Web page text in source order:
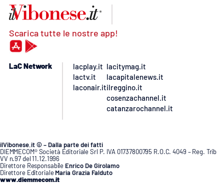
Scarica tutte le nostre app!
LaC Network
lacplay.it
lactv.it
laconair.it
lacitymag.it
lacapitalenews.it
ilreggino.it
cosenzachannel.it
catanzarochannel.it
ilVibonese.it © – Dalla parte dei fatti
DIEMMECOM® Società Editoriale Srl P. IVA 01737800795 R.O.C. 4049 – Reg. Trib
VV n.97 del 11.12.1996
Direttore Responsabile Enrico De Girolamo
Direttore Editoriale Maria Grazia Falduto
www.diemmecom.it